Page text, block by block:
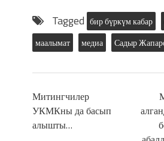
Tagged бир бүркүм кабар
маалымат
медиа Садыр
Митингчилер
УКМКны да басып
алышты…